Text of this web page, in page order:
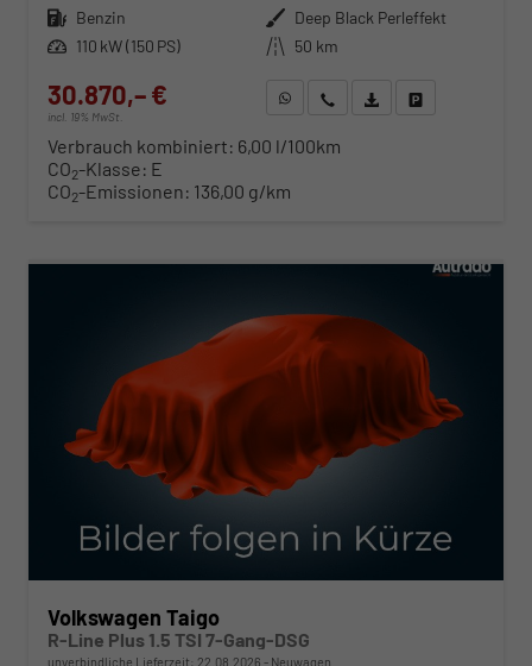
Kraftstoff Benzin Außenfarbe Deep Black Perleffekt
Leistung 110 kW (150 PS) Kilometerstand 50 km
30.870,– €
incl. 19% MwSt.
WhatsApp anfragen
Wir rufen Sie anFahrzeugexposé (PDF)
Verbrauch kombiniert: 6,00 l/100km
CO2-Klasse: E
CO2-Emissionen: 136,00 g/km
Volkswagen Taigo
R-Line Plus 1.5 TSI 7-Gang-DSG
unverbindliche Lieferzeit: 22.08.2026 Neuwagen